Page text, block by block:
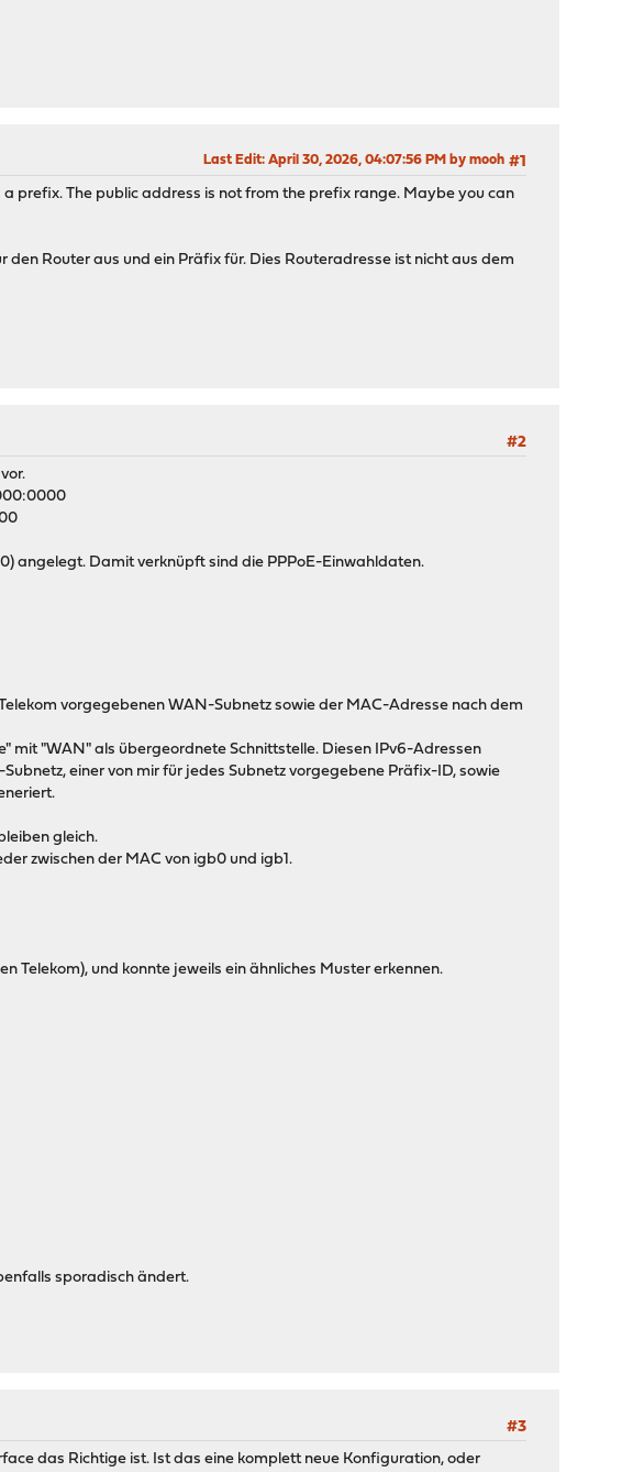
#1
Last Edit: April 30, 2026, 04:07:56 PM by mooh
prefix. The public address is not from the prefix range. Maybe you can
Router aus und ein Präfix für. Dies Routeradresse ist nicht aus dem
#2
angelegt. Damit verknüpft sind die PPPoE-Einwahldaten.
vorgegebenen WAN-Subnetz sowie der MAC-Adresse nach dem
mit "WAN" als übergeordnete Schnittstelle. Diesen IPv6-Adressen
einer von mir für jedes Subnetz vorgegebene Präfix-ID, sowie
gleich.
zwischen der MAC von igb0 und igb1.
Telekom), und konnte jeweils ein ähnliches Muster erkennen.
sporadisch ändert.
#3
das Richtige ist. Ist das eine komplett neue Konfiguration, oder